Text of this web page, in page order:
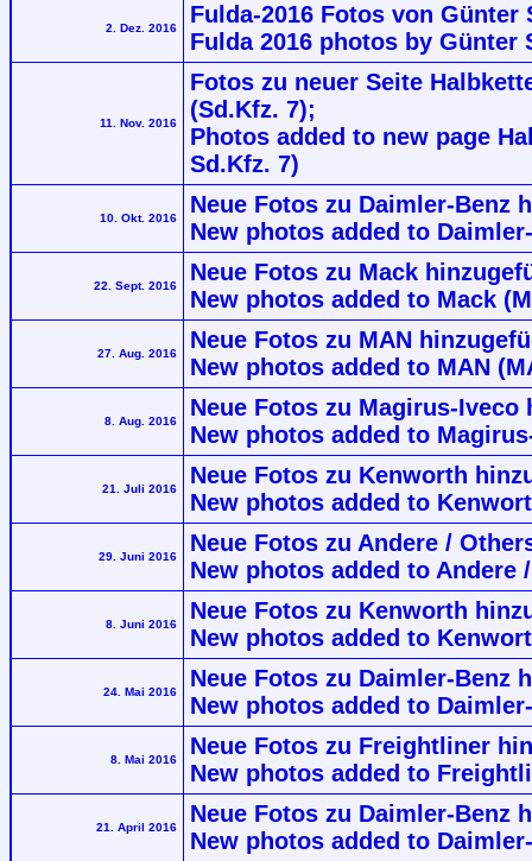
2. Dez. 2016
Fulda-2016 Fotos von
Fulda 2016 photos by Günter
11. Nov. 2016
Fotos zu neuer Seite
(Sd.Kfz. 7);
Photos added to new page
Sd.Kfz. 7)
10. Okt. 2016
Neue Fotos zu Daimler-Benz
New photos added to
22. Sept. 2016
Neue Fotos zu Mack
New photos added to Mack
27. Aug. 2016
Neue Fotos zu MAN
New photos added to MAN
8. Aug. 2016
Neue Fotos zu Magirus-Iveco
New photos added to
21. Juli 2016
Neue Fotos zu Kenworth
New photos added to
29. Juni 2016
Neue Fotos zu Andere /
New photos added to Andere
8. Juni 2016
Neue Fotos zu Kenworth
New photos added to
24. Mai 2016
Neue Fotos zu Daimler-Benz
New photos added to
8. Mai 2016
Neue Fotos zu Freightliner
New photos added to
21. April 2016
Neue Fotos zu Daimler-Benz
New photos added to